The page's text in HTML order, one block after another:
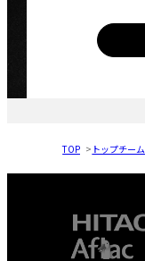
TOP トップチーム